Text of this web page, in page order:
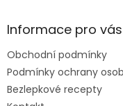
aInformace pro vás
Obchodní podmínky
Podmínky ochrany
Bezlepkové recepty